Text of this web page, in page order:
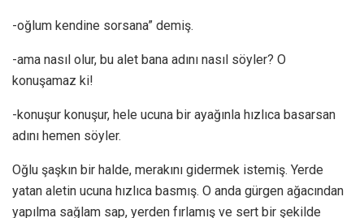
-oğlum kendine sorsana” demiş.
-ama nasıl olur, bu alet bana adını nasıl söyler? O
konuşamaz ki!
-konuşur konuşur, hele ucuna bir ayağınla hızlıca basarsan
adını hemen söyler.
Oğlu şaşkın bir halde, merakını gidermek istemiş. Yerde
yatan aletin ucuna hızlıca basmış. O anda gürgen ağacından
yapılma sağlam sap, yerden fırlamış ve sert bir şekilde